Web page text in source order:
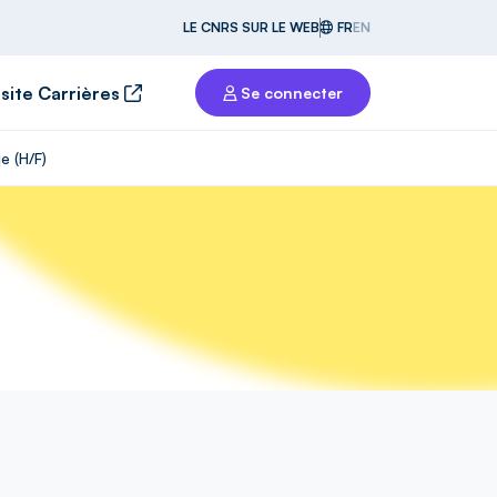
LE CNRS SUR LE WEB FREN
Carrières Se connecter
(H/F)